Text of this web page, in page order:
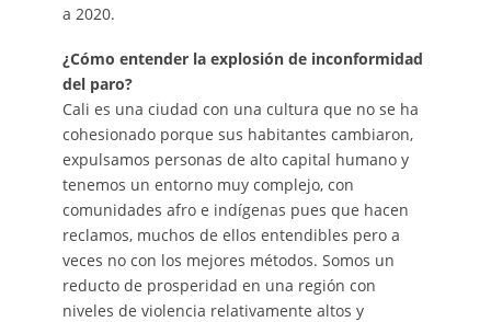
a 2020.
¿Cómo entender la explosión de inconformidad
del paro?
Cali es una ciudad con una cultura que no se ha
cohesionado porque sus habitantes cambiaron,
expulsamos personas de alto capital humano y
tenemos un entorno muy complejo, con
comunidades afro e indígenas pues que hacen
reclamos, muchos de ellos entendibles pero a
veces no con los mejores métodos. Somos un
reducto de prosperidad en una región con
niveles de violencia relativamente altos y